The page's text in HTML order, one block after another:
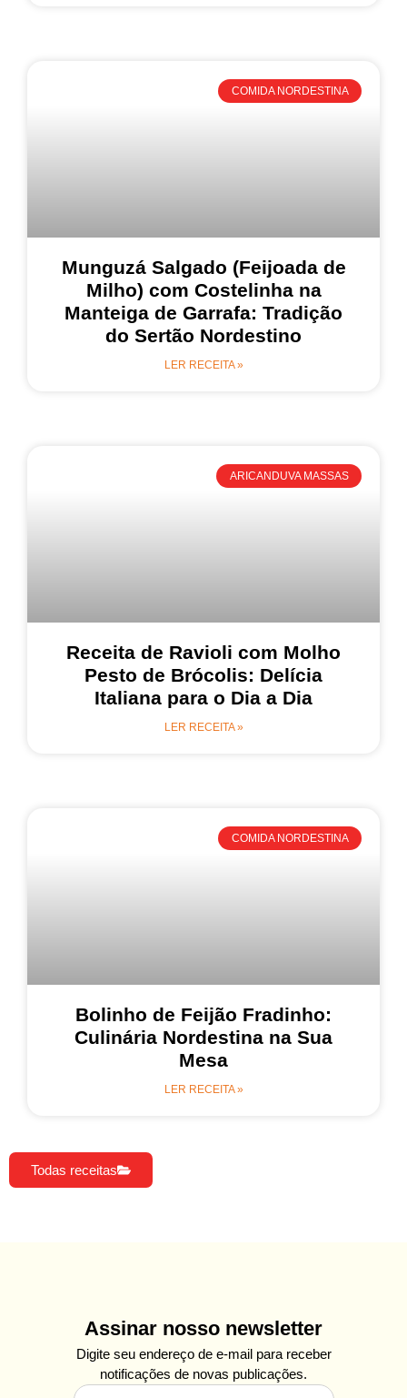
COMIDA NORDESTINA
Munguzá Salgado (Feijoada de
Milho) com Costelinha na
Manteiga de Garrafa: Tradição
do Sertão Nordestino
LER RECEITA »
ARICANDUVA MASSAS
Receita de Ravioli com Molho
Pesto de Brócolis: Delícia
Italiana para o Dia a Dia
LER RECEITA »
COMIDA NORDESTINA
Bolinho de Feijão Fradinho:
Culinária Nordestina na Sua
Mesa
LER RECEITA »
Todas receitas
Assinar nosso newsletter
Digite seu endereço de e-mail para receber
notificações de novas publicações.